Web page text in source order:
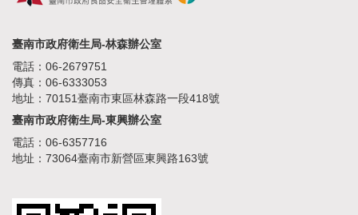
臺南市政府衛生局-林森辦公室
電話：06-2679751
傳真：06-6333053
地址：70151臺南市東區林森路一段418號
臺南市政府衛生局-東興辦公室
電話：06-6357716
地址：73064臺南市新營區東興路163號